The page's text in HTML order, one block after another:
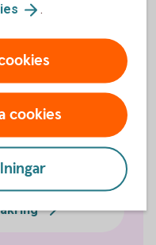
TGL
.
cookies